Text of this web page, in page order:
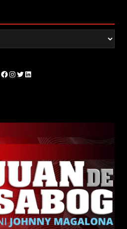
Facebook
Instagram
Twitter
LinkedIn